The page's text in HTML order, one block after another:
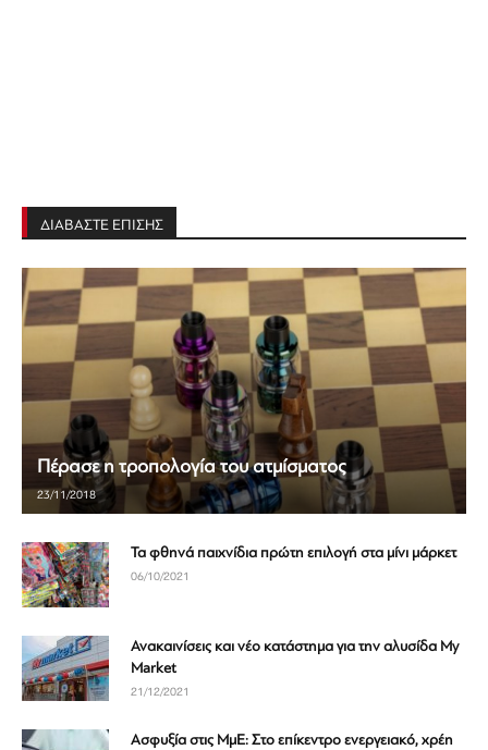
ΔΙΑΒΑΣΤΕ ΕΠΙΣΗΣ
Πέρασε η τροπολογία του ατμίσματος
23/11/2018
Τα φθηνά παιχνίδια πρώτη επιλογή στα μίνι μάρκετ
06/10/2021
Ανακαινίσεις και νέο κατάστημα για την αλυσίδα My
Market
21/12/2021
Ασφυξία στις ΜμΕ: Στο επίκεντρο ενεργειακό, χρέη